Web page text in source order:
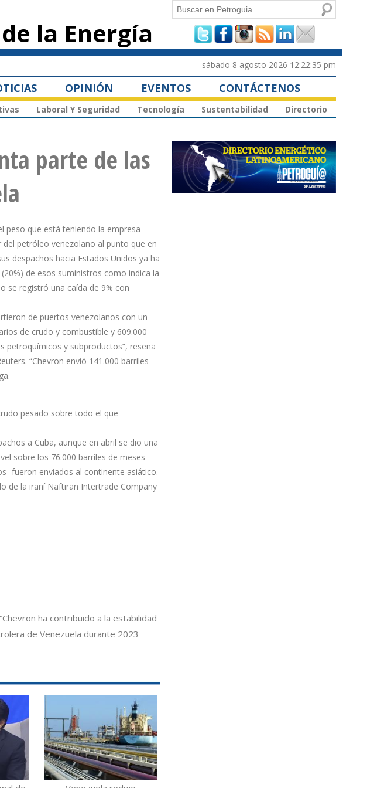
la Energía
Formulario de
búsqueda
Buscar
sábado 8 agosto 2026 12:22:35 pm
OPINIÓN EVENTOS CONTÁCTENOS
Laboral Y Seguridad Tecnología Sustentabilidad Directorio
parte de las
peso que está teniendo la empresa
petróleo venezolano al punto que en
despachos hacia Estados Unidos ya ha
de esos suministros como indica la
se registró una caída de 9% con
de puertos venezolanos con un
de crudo y combustible y 609.000
petroquímicos y subproductos”, reseña
“Chevron envió 141.000 barriles
pesado sobre todo el que
a Cuba, aunque en abril se dio una
sobre los 76.000 barriles de meses
fueron enviados al continente asiático.
de la iraní Naftiran Intertrade Company
ha contribuido a la estabilidad
de Venezuela durante 2023